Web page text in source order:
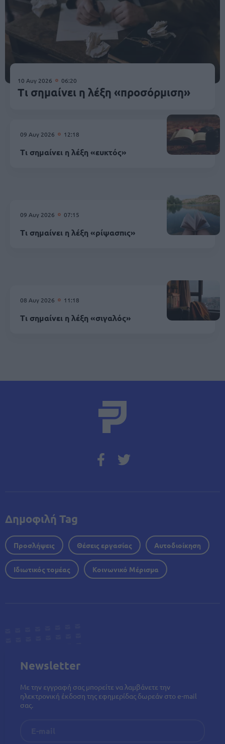
10 Αυγ 2026 06:20
Τι σημαίνει η λέξη «προσόρμιση»
09 Αυγ 2026 12:18
Τι σημαίνει η λέξη «ευκτός»
09 Αυγ 2026 07:15
Τι σημαίνει η λέξη «ρίψασπις»
08 Αυγ 2026 11:18
Τι σημαίνει η λέξη «σιγαλός»
Δημοφιλή Tag
Προσλήψεις Θέσεις εργασίας Αυτοδιοίκηση
Ιδιωτικός τομέας Κοινωνικό Μέρισμα
Newsletter
Με την εγγραφή σας μπορείτε να λαμβάνετε την
ηλεκτρονική έκδοση της εφημερίδας δωρεάν στο e-mail
σας.